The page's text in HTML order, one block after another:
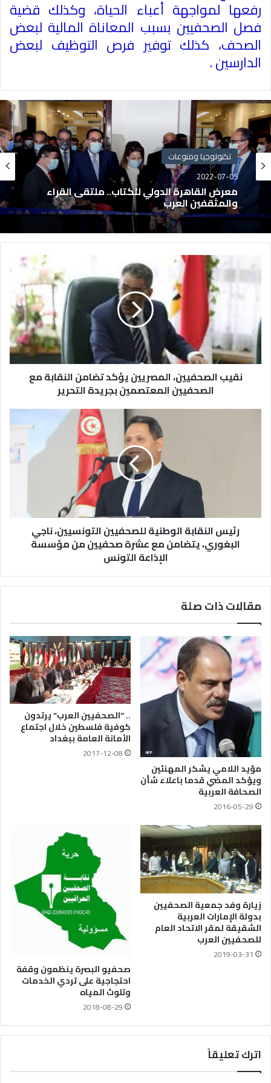
رفعها لمواجهة أعباء الحياة، وكذلك قضية
فصل الصحفيين بسبب المعاناة المالية لبعض
الصحف، كذلك توفير فرص التوظيف لبعض
الدارسين .
تكنولوجيا ومنوعات
2022-07-05
معرض القاهرة الدولي للكتاب.. ملتقى القراء
والمثقفين العرب
نقيب الصحفيين، المصريين يؤكد تضامن النقابة مع
الصحفيين المعتصمين بجريدة التحرير
رئيس النقابة الوطنية للصحفيين التونسيين، ناجي
البغوري، يتضامن مع عشرة صحفيين من مؤسسة
الإذاعة التونس
مقالات ذات صلة
مؤيد اللامي يشكر المهنئين
ويؤكد المضي قدما باعلاء شأن
الصحافة العربية
2016-05-29
.. “الصحفيين العرب” يرتدون
كوفية فلسطين خلال اجتماع
الأمانة العامة ببغداد
2017-12-08
زيارة وفد جمعية الصحفيين
بدولة الإمارات العربية
الشقيقة لمقر الاتحاد العام
للصحفيين العرب
2019-03-31
صحفيو البصرة ينظمون وقفة
احتجاجية على تردي الخدمات
وتلوث المياه
2018-08-29
اترك تعليقاً